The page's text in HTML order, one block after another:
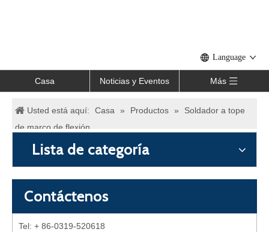
Language
Casa Noticias y Eventos Más
Usted está aquí: Casa » Productos »
Soldador a tope
de marco de flexión
Lista de categoría
Contáctenos
Tel: + 86-0319-520618